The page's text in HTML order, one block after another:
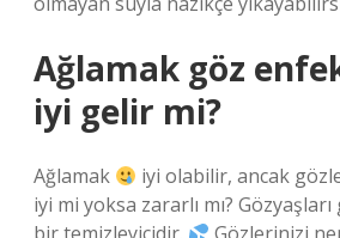
Ağlamak göz
iyi gelir mi?
Ağlamak
iyi olabilir, ancak
iyi mi yoksa zararlı mı?